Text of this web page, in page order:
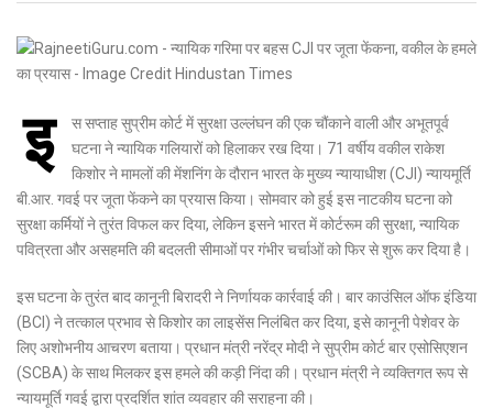
इ
स सप्ताह सुप्रीम कोर्ट में सुरक्षा उल्लंघन की एक चौंकाने वाली और अभूतपूर्व
घटना ने न्यायिक गलियारों को हिलाकर रख दिया। 71 वर्षीय वकीलराकेश
किशोरने मामलों की मेंशनिंग के दौरान भारत के मुख्य न्यायाधीश (CJI) न्यायमूर्ति
बी.आर. गवई पर जूता फेंकने का प्रयास किया। सोमवार को हुई इस नाटकीय घटना को
सुरक्षा कर्मियों ने तुरंत विफल कर दिया, लेकिन इसने भारत में कोर्टरूम की सुरक्षा, न्यायिक
पवित्रता और असहमति की बदलती सीमाओं पर गंभीर चर्चाओं को फिर से शुरू कर दिया है।
इस घटना के तुरंत बाद कानूनी बिरादरी ने निर्णायक कार्रवाई की। बार काउंसिल ऑफ इंडिया
(BCI) ने तत्काल प्रभाव से किशोर का लाइसेंस निलंबित कर दिया, इसे कानूनी पेशेवर के
लिए अशोभनीय आचरण बताया। प्रधान मंत्री नरेंद्र मोदी नेसुप्रीम कोर्ट बार एसोसिएशन
(SCBA) के साथ मिलकर इस हमले की कड़ी निंदा की। प्रधान मंत्री ने व्यक्तिगत रूप से
न्यायमूर्ति गवई द्वारा प्रदर्शित शांत व्यवहार की सराहना की।